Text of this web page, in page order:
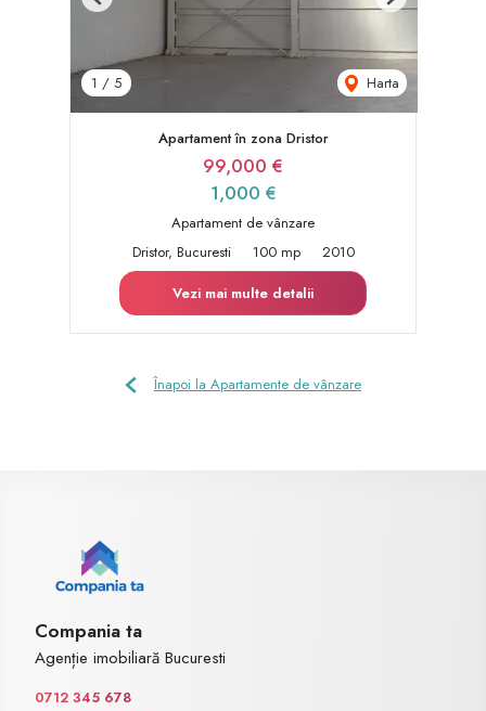
1 / 5 Harta
Previous Next
Apartament în zona Dristor
99,000 €
1,000 €
Apartament de vânzare
Dristor, Bucuresti
100 mp
2010
Vezi mai multe detalii
Înapoi la Apartamente de vânzare
Compania ta
Agenție imobiliară Bucuresti
0712 345 678